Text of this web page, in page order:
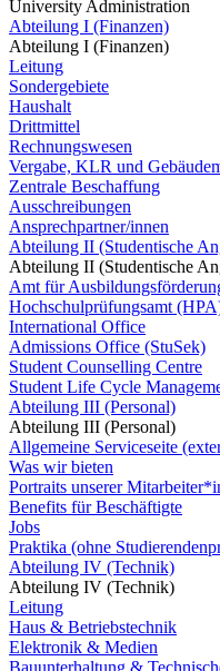
University Administration
Abteilung I (Finanzen)
Abteilung I (Finanzen)
Leitung
Sondergebiete
Haushalt
Drittmittel
Rechnungswesen
Vergabe, KLR und
Zentrale Beschaffung
Ausschreibungen
Ansprechpartner/innen
Abteilung II (Studentische
Abteilung II (Studentische
Amt für
Hochschulprüfungsamt
International Office
Admissions Office (StuSek)
Student Counselling Centre
Student Life Cycle
Abteilung III (Personal)
Abteilung III (Personal)
Allgemeine Serviceseite
Was wir bieten
Portraits unserer
Benefits für Beschäftigte
Jobs
Praktika (ohne
Abteilung IV (Technik)
Abteilung IV (Technik)
Leitung
Haus & Betriebstechnik
Elektronik & Medien
Bauunterhaltung &